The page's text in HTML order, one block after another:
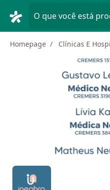
O que você está
Homepage Clínicas E